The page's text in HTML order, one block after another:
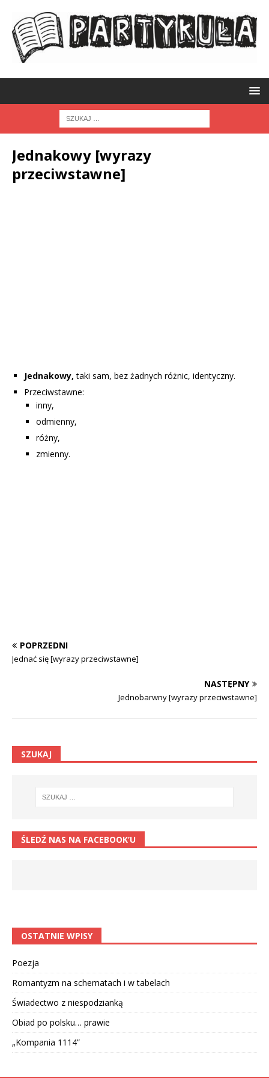
Jednakowy [wyrazy
przeciwstawne]
Jednakowy, taki sam, bez żadnych różnic, identyczny.
Przeciwstawne:
inny,
odmienny,
różny,
zmienny.
POPRZEDNI
Jednać się [wyrazy przeciwstawne]
NASTĘPNY
Jednobarwny [wyrazy przeciwstawne]
SZUKAJ
ŚLEDŹ NAS NA FACEBOOK’U
OSTATNIE WPISY
Poezja
Romantyzm na schematach i w tabelach
Świadectwo z niespodzianką
Obiad po polsku… prawie
„Kompania 1114”